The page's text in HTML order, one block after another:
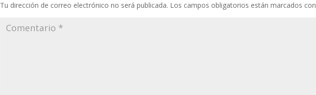
Tu dirección de correo electrónico no será publicada. Los campos obligatorios están marcados con